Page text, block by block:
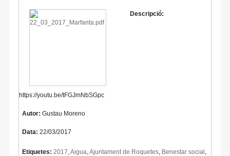
Descripció:
https://youtu.be/tFGJmNbSGpc
Autor: Gustau Moreno
Data: 22/03/2017
Etiquetes: 2017 Aigua Ajuntament de Roquetes Benestar social